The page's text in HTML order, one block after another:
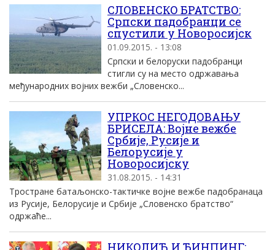
СЛОВЕНСКО БРАТСТВО:
Српски падобранци се
спустили у Новоросијск
01.09.2015. - 13:08
Српски и белоруски падобранци
стигли су на место одржавања
међународних војних вежби „Словенско...
УПРКОС НЕГОДОВАЊУ
БРИСЕЛА: Војне вежбе
Србије, Русије и
Белорусије у
Новоросијску
31.08.2015. - 14:31
Тростране батаљонско-тактичке војне вежбе падобранаца
из Русије, Белорусије и Србије „Словенско братство“
одржаће...
НИКОЛИЋ И ЂИНПИНГ: